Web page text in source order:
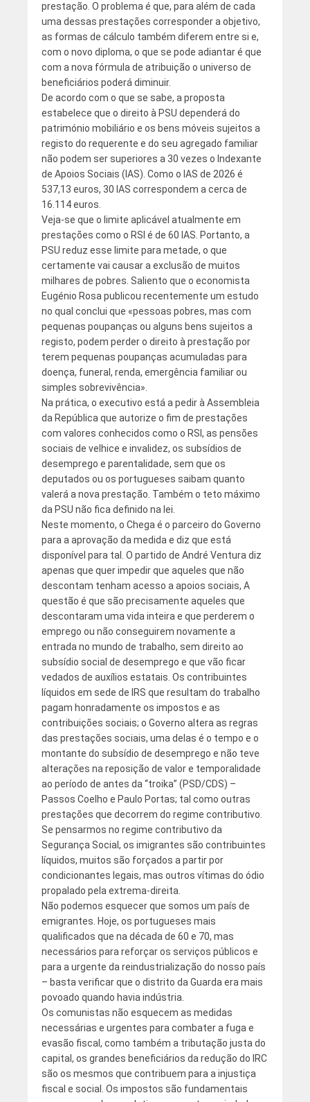
prestação. O problema é que, para além de cada
uma dessas prestações corresponder a objetivo,
as formas de cálculo também diferem entre si e,
com o novo diploma, o que se pode adiantar é que
com a nova fórmula de atribuição o universo de
beneficiários poderá diminuir.
De acordo com o que se sabe, a proposta
estabelece que o direito à PSU dependerá do
património mobiliário e os bens móveis sujeitos a
registo do requerente e do seu agregado familiar
não podem ser superiores a 30 vezes o Indexante
de Apoios Sociais (IAS). Como o IAS de 2026 é
537,13 euros, 30 IAS correspondem a cerca de
16.114 euros.
Veja-se que o limite aplicável atualmente em
prestações como o RSI é de 60 IAS. Portanto, a
PSU reduz esse limite para metade, o que
certamente vai causar a exclusão de muitos
milhares de pobres. Saliento que o economista
Eugénio Rosa publicou recentemente um estudo
no qual conclui que «pessoas pobres, mas com
pequenas poupanças ou alguns bens sujeitos a
registo, podem perder o direito à prestação por
terem pequenas poupanças acumuladas para
doença, funeral, renda, emergência familiar ou
simples sobrevivência».
Na prática, o executivo está a pedir à Assembleia
da República que autorize o fim de prestações
com valores conhecidos como o RSI, as pensões
sociais de velhice e invalidez, os subsídios de
desemprego e parentalidade, sem que os
deputados ou os portugueses saibam quanto
valerá a nova prestação. Também o teto máximo
da PSU não fica definido na lei.
Neste momento, o Chega é o parceiro do Governo
para a aprovação da medida e diz que está
disponível para tal. O partido de André Ventura diz
apenas que quer impedir que aqueles que não
descontam tenham acesso a apoios sociais, A
questão é que são precisamente aqueles que
descontaram uma vida inteira e que perderem o
emprego ou não conseguirem novamente a
entrada no mundo de trabalho, sem direito ao
subsídio social de desemprego e que vão ficar
vedados de auxílios estatais. Os contribuintes
líquidos em sede de IRS que resultam do trabalho
pagam honradamente os impostos e as
contribuições sociais; o Governo altera as regras
das prestações sociais, uma delas é o tempo e o
montante do subsídio de desemprego e não teve
alterações na reposição de valor e temporalidade
ao período de antes da “troika” (PSD/CDS) –
Passos Coelho e Paulo Portas; tal como outras
prestações que decorrem do regime contributivo.
Se pensarmos no regime contributivo da
Segurança Social, os imigrantes são contribuintes
líquidos, muitos são forçados a partir por
condicionantes legais, mas outros vítimas do ódio
propalado pela extrema-direita.
Não podemos esquecer que somos um país de
emigrantes. Hoje, os portugueses mais
qualificados que na década de 60 e 70, mas
necessários para reforçar os serviços públicos e
para a urgente da reindustrialização do nosso país
– basta verificar que o distrito da Guarda era mais
povoado quando havia indústria.
Os comunistas não esquecem as medidas
necessárias e urgentes para combater a fuga e
evasão fiscal, como também a tributação justa do
capital, os grandes beneficiários da redução do IRC
são os mesmos que contribuem para a injustiça
fiscal e social. Os impostos são fundamentais